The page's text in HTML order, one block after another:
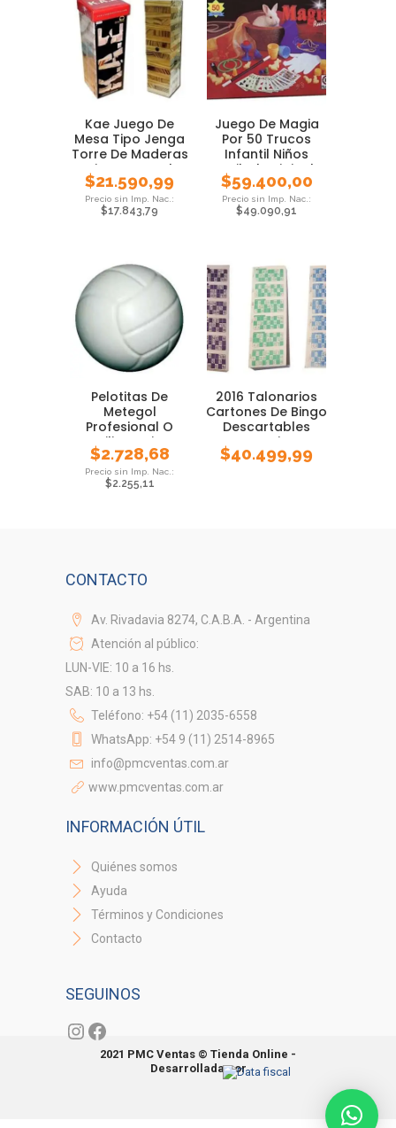
Kae Juego De
Mesa Tipo Jenga
Torre De Maderas
Bisonte Local
$21.590,99
$17.843,79
Juego De Magia
Por 50 Trucos
Infantil Niños
Ruibal Original
$59.400,00
$49.090,91
Pelotitas De
Metegol
Profesional O
Familiar Gajos X
Unidad
$2.728,68
$2.255,11
2016 Talonarios
Cartones De Bingo
Descartables
Loteria
$40.499,99
CONTACTO
Av. Rivadavia 8274, C.A.B.A. - Argentina
Atención al público:
LUN-VIE: 10 a 16 hs.
SAB: 10 a 13 hs.
Teléfono: +54 (11) 2035-6558
WhatsApp: +54 9 (11) 2514-8965
info@pmcventas.com.ar
www.pmcventas.com.ar
INFORMACIÓN ÚTIL
Quiénes somos
Ayuda
Términos y Condiciones
Contacto
SEGUINOS
Instagram
Facebook
2021 PMC Ventas © Tienda Online -
Desarrollada por